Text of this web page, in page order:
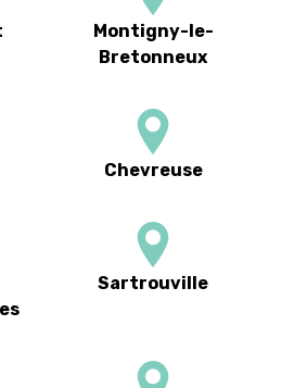
Montigny-le-
Bretonneux
Chevreuse
Sartrouville